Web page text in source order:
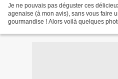
Je ne pouvais pas déguster ces
agenaise (à mon avis), sans vous faire
gourmandise ! Alors voilà quelques